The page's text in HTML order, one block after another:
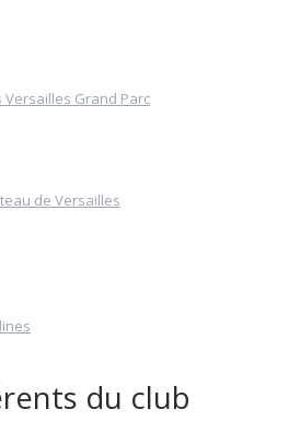
Grand Parc
de Versailles
du club